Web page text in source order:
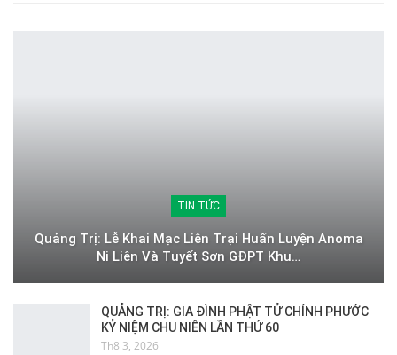
TIN TỨC
Quảng Trị: Lễ Khai Mạc Liên Trại Huấn Luyện Anoma
Ni Liên Và Tuyết Sơn GĐPT Khu…
QUẢNG TRỊ: GIA ĐÌNH PHẬT TỬ CHÍNH PHƯỚC
KỶ NIỆM CHU NIÊN LẦN THỨ 60
Th8 3, 2026